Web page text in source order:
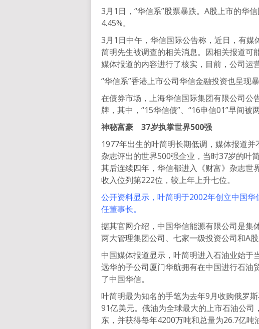
3月1日，“华信系”股票暴跌。A股上市的华
4.45%。
3月1日中午，华信国际公告称，近日，有
简明先生被调查的相关消息。因相关报道可
媒体报道的内容进行了核实，目前，公司运
“华信系”香港上市公司华信金融投资也呈现
在债券市场，上海华信国际集团有限公司
牌，其中，“15华信债”、“16申信01”早间被
神秘富豪
37岁执掌世界500强
1977年出生的叶简明长期低调，媒体报道
杂志评出的世界500强企业，当时37岁的叶
其后连续四年，华信都进入《财富》杂志
收入位列第222位，较上年上升七位。
公开资料显示，叶简明于2002年创立中国
任董事长。
据其官网介绍，中国华信能源有限公司是集
两大管理集团公司、七家一级投资公司和A
中国媒体报道显示，叶简明进入石油业始于
远华的子公司厦门华航拥有在中国进行石油
了中国华信。
叶简明最为知名的手笔为去年9月收购俄罗
91亿美元。俄油为全球最大的上市石油公
东，并获得每年4200万吨和总量为26.7亿吨